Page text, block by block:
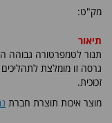
מק"ט:
תיאור
תנור לטמפרטורה גבוהה
גרסה זו מומלצת לתהליכים
זכוכית.
מוצר איכות תוצרת חברת